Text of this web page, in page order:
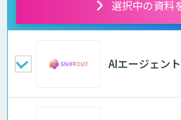
選択中の資料
AIエージェン